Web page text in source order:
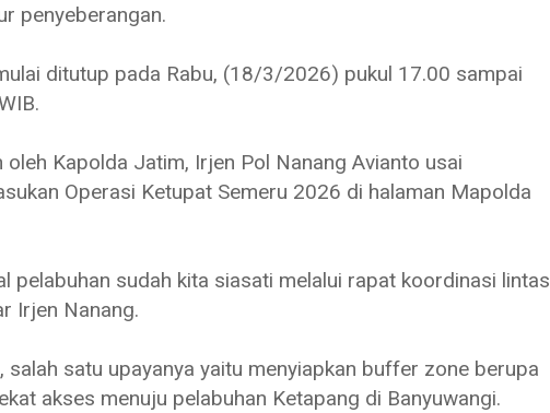
penyeberangan.
ditutup pada Rabu, (18/3/2026) pukul 17.00 sampai
Kapolda Jatim, Irjen Pol Nanang Avianto usai
Operasi Ketupat Semeru 2026 di halaman Mapolda
pelabuhan sudah kita siasati melalui rapat koordinasi lintas
Irjen Nanang.
satu upayanya yaitu menyiapkan buffer zone berupa
akses menuju pelabuhan Ketapang di Banyuwangi.